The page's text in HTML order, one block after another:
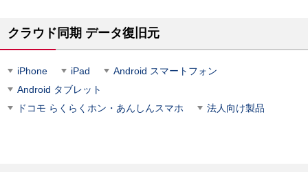
クラウド同期 データ復旧元
iPhone iPad
Android スマートフォン
Android タブレット
ドコモ らくらくホン・あんしんスマホ
法人向け製品